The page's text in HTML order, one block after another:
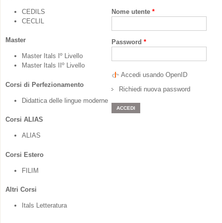
CEDILS
CECLIL
Master
Master Itals Iº Livello
Master Itals IIº Livello
Corsi di Perfezionamento
Didattica delle lingue moderne
Corsi ALIAS
ALIAS
Corsi Estero
FILIM
Altri Corsi
Itals Letteratura
Nome utente *
Password *
Accedi usando OpenID
Richiedi nuova password